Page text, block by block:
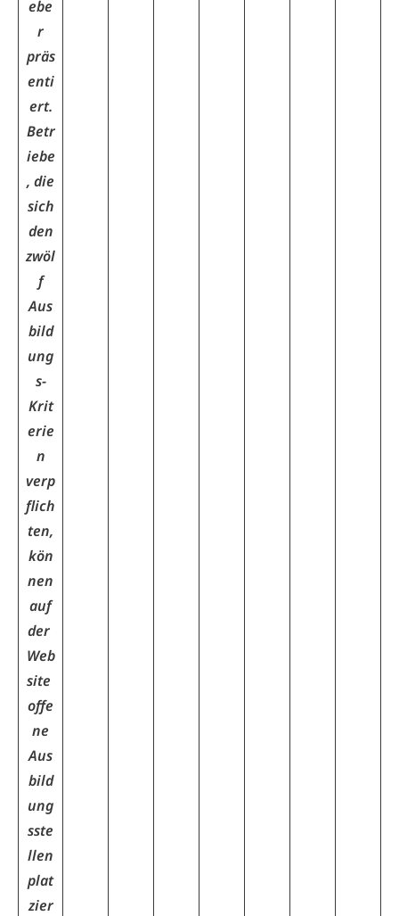
ebe
r
präs
enti
ert.
Betr
iebe
, die
sich
den
zwöl
f
Aus
bild
ung
s-
Krit
erie
n
verp
flich
ten,
kön
nen
auf
der
Web
site
offe
ne
Aus
bild
ung
sste
llen
plat
zier